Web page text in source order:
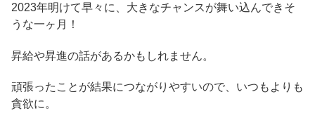
2023年明けて早々に、大きなチャンスが舞い込んできそ
うな一ヶ月！
昇給や昇進の話があるかもしれません。
頑張ったことが結果につながりやすいので、いつもよりも
貪欲に。